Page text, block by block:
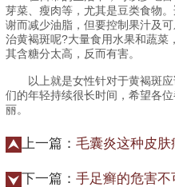
芽菜、瘦肉等，尤其是豆类食物
谢而减少油脂，但要控制果汁及
治黄褐斑呢?大量食用水果和蔬菜
其含糖分太高，反而有害。
以上就是女性针对于黄褐斑应
们的年轻持续很长时间，希望各
丽。
上一篇： 毛囊炎这种皮
下一篇： 手足癣的危害不